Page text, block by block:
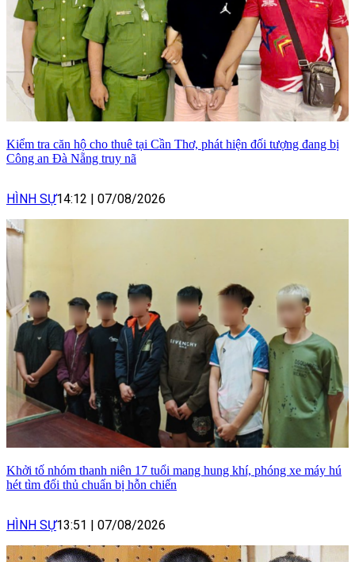
Kiểm tra căn hộ cho thuê tại Cần Thơ, phát hiện đối tượng đang bị
Công an Đà Nẵng truy nã
HÌNH SỰ14:12 | 07/08/2026
Khởi tố nhóm thanh niên 17 tuổi mang hung khí, phóng xe máy hú
hét tìm đối thủ chuẩn bị hỗn chiến
HÌNH SỰ13:51 | 07/08/2026